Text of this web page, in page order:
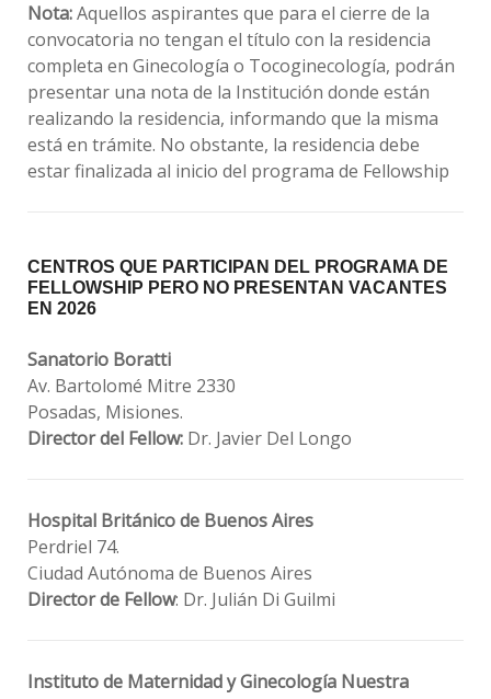
Nota:Aquellos aspirantes que para el cierre de la
convocatoria no tengan el título con la residencia
completa en Ginecología o Tocoginecología, podrán
presentar una nota de la Institución donde están
realizando la residencia, informando que la misma
está en trámite. No obstante, la residencia debe
estar finalizada al inicio del programa de Fellowship
CENTROS QUE PARTICIPAN DEL PROGRAMA DE
FELLOWSHIP PERO NO PRESENTAN VACANTES
EN 2026
Sanatorio Boratti
Av. Bartolomé Mitre 2330
Posadas, Misiones.
Director del Fellow: Dr. Javier Del Longo
Hospital Británico de Buenos Aires
Perdriel 74.
Ciudad Autónoma de Buenos Aires
Director de Fellow: Dr. Julián Di Guilmi
Instituto de Maternidad y Ginecología Nuestra